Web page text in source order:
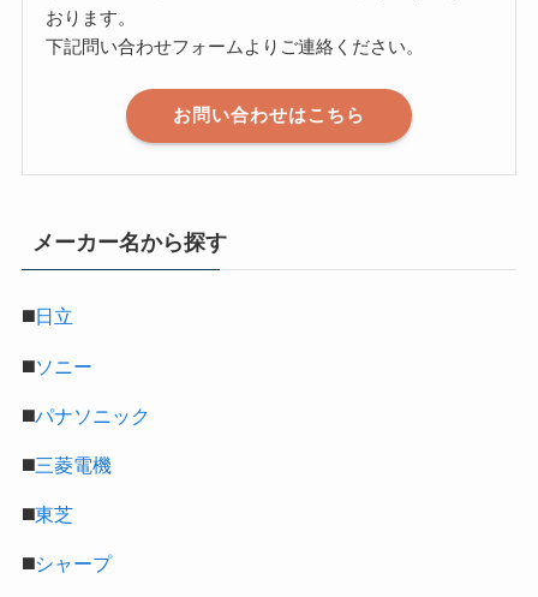
おります。
下記問い合わせフォームよりご連絡ください。
お問い合わせはこちら
メーカー名から探す
◼️日立
◼️ソニー
◼️パナソニック
◼️三菱電機
◼️東芝
◼️シャープ